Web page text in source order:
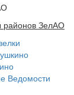
районов ЗелАО
Ведомости